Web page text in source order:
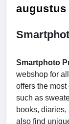
augustus
Smartphoto
webshop for
offers the
such as
books,
also find